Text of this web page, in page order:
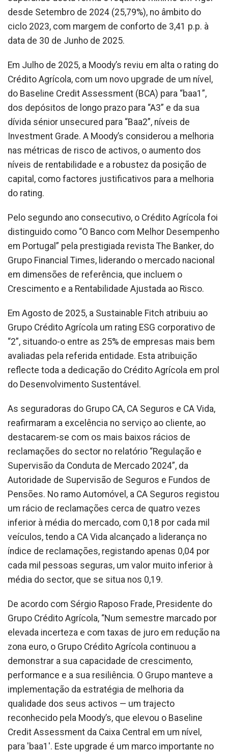
desde Setembro de 2024 (25,79%), no âmbito do
ciclo 2023, com margem de conforto de 3,41 p.p. à
data de 30 de Junho de 2025.
Em Julho de 2025, a Moody’s reviu em alta o rating do
Crédito Agrícola, com um novo upgrade de um nível,
do Baseline Credit Assessment (BCA) para “baa1”,
dos depósitos de longo prazo para “A3” e da sua
dívida sénior unsecured para “Baa2”, níveis de
Investment Grade. A Moody’s considerou a melhoria
nas métricas de risco de activos, o aumento dos
níveis de rentabilidade e a robustez da posição de
capital, como factores justificativos para a melhoria
do rating.
Pelo segundo ano consecutivo, o Crédito Agrícola foi
distinguido como “O Banco com Melhor Desempenho
em Portugal” pela prestigiada revista The Banker, do
Grupo Financial Times, liderando o mercado nacional
em dimensões de referência, que incluem o
Crescimento e a Rentabilidade Ajustada ao Risco.
Em Agosto de 2025, a Sustainable Fitch atribuiu ao
Grupo Crédito Agrícola um rating ESG corporativo de
“2”, situando-o entre as 25% de empresas mais bem
avaliadas pela referida entidade. Esta atribuição
reflecte toda a dedicação do Crédito Agrícola em prol
do Desenvolvimento Sustentável.
As seguradoras do Grupo CA, CA Seguros e CA Vida,
reafirmaram a excelência no serviço ao cliente, ao
destacarem-se com os mais baixos rácios de
reclamações do sector no relatório “Regulação e
Supervisão da Conduta de Mercado 2024”, da
Autoridade de Supervisão de Seguros e Fundos de
Pensões. No ramo Automóvel, a CA Seguros registou
um rácio de reclamações cerca de quatro vezes
inferior à média do mercado, com 0,18 por cada mil
veículos, tendo a CA Vida alcançado a liderança no
índice de reclamações, registando apenas 0,04 por
cada mil pessoas seguras, um valor muito inferior à
média do sector, que se situa nos 0,19.
De acordo com Sérgio Raposo Frade, Presidente do
Grupo Crédito Agrícola, “Num semestre marcado por
elevada incerteza e com taxas de juro em redução na
zona euro, o Grupo Crédito Agrícola continuou a
demonstrar a sua capacidade de crescimento,
performance e a sua resiliência. O Grupo manteve a
implementação da estratégia de melhoria da
qualidade dos seus activos — um trajecto
reconhecido pela Moody’s, que elevou o Baseline
Credit Assessment da Caixa Central em um nível,
para 'baa1'. Este upgrade é um marco importante no